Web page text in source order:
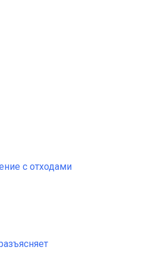
с отходами